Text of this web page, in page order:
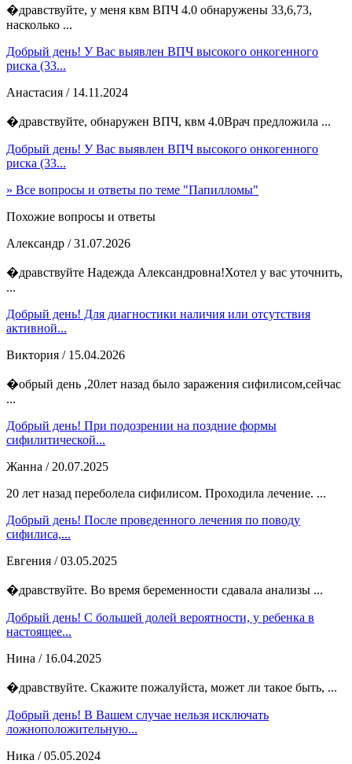
�дравствуйте, у меня квм ВПЧ 4.0 обнаружены 33,6,73,
насколько ...
Добрый день! У Вас выявлен ВПЧ высокого онкогенного
риска (33...
Анастасия / 14.11.2024
�дравствуйте, обнаружен ВПЧ, квм 4.0Врач предложила ...
Добрый день! У Вас выявлен ВПЧ высокого онкогенного
риска (33...
» Все вопросы и ответы по теме "Папилломы"
Похожие вопросы и ответы
Александр / 31.07.2026
�дравствуйте Надежда Александровна!Хотел у вас уточнить,
...
Добрый день! Для диагностики наличия или отсутствия
активной...
Виктория / 15.04.2026
�обрый день ,20лет назад было заражения сифилисом,сейчас
...
Добрый день! При подозрении на поздние формы
сифилитической...
Жанна / 20.07.2025
20 лет назад переболела сифилисом. Проходила лечение. ...
Добрый день! После проведенного лечения по поводу
сифилиса,...
Евгения / 03.05.2025
�дравствуйте. Во время беременности сдавала анализы ...
Добрый день! С большей долей вероятности, у ребенка в
настоящее...
Нина / 16.04.2025
�дравствуйте. Скажите пожалуйста, может ли такое быть, ...
Добрый день! В Вашем случае нельзя исключать
ложноположительную...
Ника / 05.05.2024